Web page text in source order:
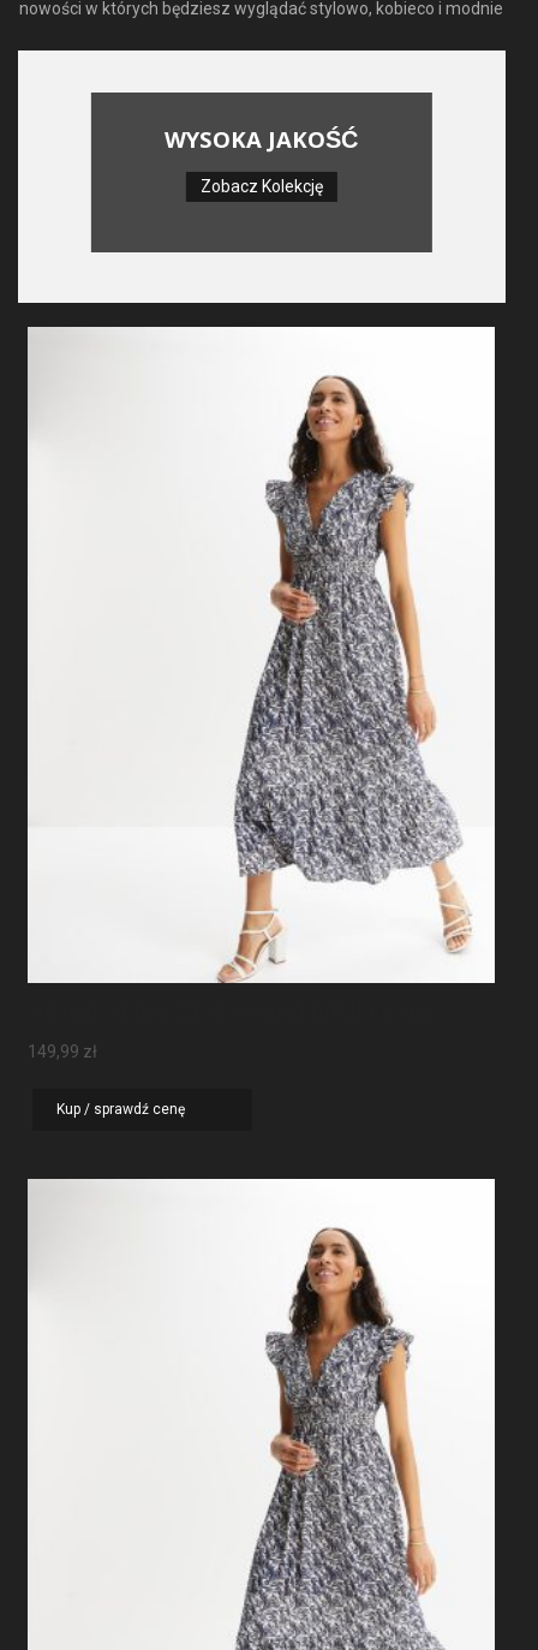
nowości w których będziesz wyglądać stylowo, kobieco i modnie
WYSOKA JAKOŚĆ
Zobacz Kolekcję
149,99 zł
Kup / sprawdź cenę